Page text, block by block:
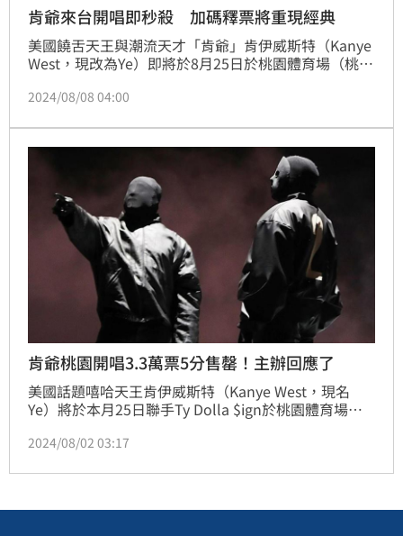
肯爺來台開唱即秒殺 加碼釋票將重現經典
美國饒舌天王與潮流天才「肯爺」肯伊威斯特（Kanye
West，現改為Ye）即將於8月25日於桃園體育場（桃園
的「Vultures Listening Experience」，台灣場1日開
絲也能同歡，主辦單位聚善美文創娛樂向肯爺團隊極力
爭取後，宣布再釋出更多票券。林汝珊
2024/08/08 04:00
肯爺桃園開唱3.3萬票5分售罄！主辦回應了
美國話題嘻哈天王肯伊威斯特（Kanye West，現名
Ye）將於本月25日聯手Ty Dolla $ign於桃園體育場舉
日稍早開賣的3.3萬張門票僅5分鐘內售罄，顯示出肯爺
2024/08/02 03:17